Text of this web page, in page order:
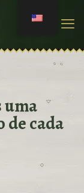
uma
de cada